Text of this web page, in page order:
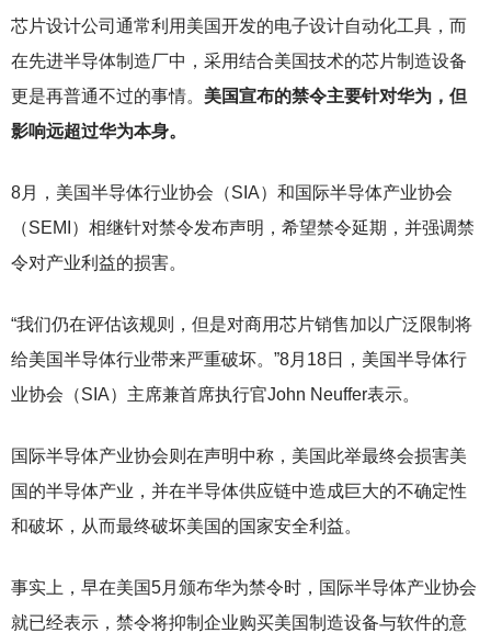
芯片设计公司通常利用美国开发的电子设计自动化工具，而
在先进半导体制造厂中，采用结合美国技术的芯片制造设备
更是再普通不过的事情。 美国宣布的禁令主要针对华为，但
影响远超过华为本身。
8月，美国半导体行业协会（SIA）和国际半导体产业协会
（SEMI）相继针对禁令发布声明，希望禁令延期，并强调禁
令对产业利益的损害。
“我们仍在评估该规则，但是对商用芯片销售加以广泛限制将
给美国半导体行业带来严重破坏。”8月18日，美国半导体行
业协会（SIA）主席兼首席执行官John Neuffer表示。
国际半导体产业协会则在声明中称，美国此举最终会损害美
国的半导体产业，并在半导体供应链中造成巨大的不确定性
和破坏，从而最终破坏美国的国家安全利益。
事实上，早在美国5月颁布华为禁令时，国际半导体产业协会
就已经表示，禁令将抑制企业购买美国制造设备与软件的意